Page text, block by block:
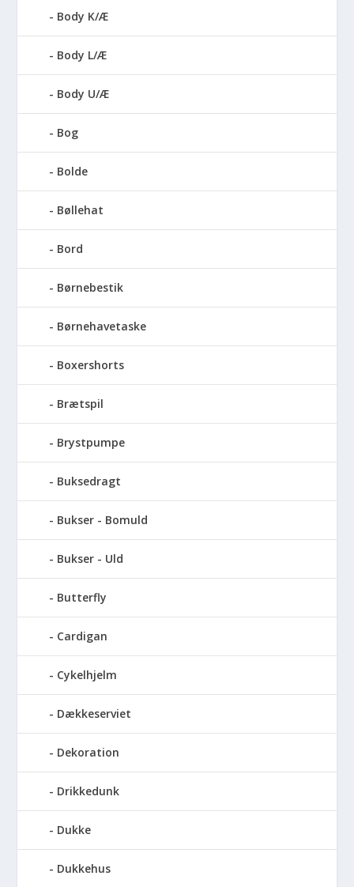
Body K/Æ
Body L/Æ
Body U/Æ
Bog
Bolde
Bøllehat
Bord
Børnebestik
Børnehavetaske
Boxershorts
Brætspil
Brystpumpe
Buksedragt
Bukser - Bomuld
Bukser - Uld
Butterfly
Cardigan
Cykelhjelm
Dækkeserviet
Dekoration
Drikkedunk
Dukke
Dukkehus